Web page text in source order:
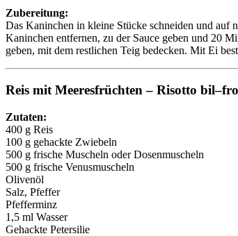
Zubereitung:
Das Kaninchen in kleine Stücke schneiden und auf
Kaninchen entfernen, zu der Sauce geben und 20
geben, mit dem restlichen Teig bedecken. Mit Ei
Reis mit Meeresfrüchten – Risotto
Zutaten:
400 g Reis
100 g gehackte Zwiebeln
500 g frische Muscheln oder Dosenmuscheln
500 g frische Venusmuscheln
Olivenöl
Salz, Pfeffer
Pfefferminz
1,5 ml Wasser
Gehackte Petersilie